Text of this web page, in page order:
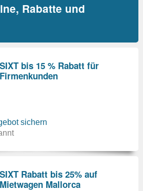
Rabatte und
SIXT bis 15 % Rabatt für
Firmenkunden
sichern
SIXT Rabatt bis 25% auf
Mietwagen Mallorca